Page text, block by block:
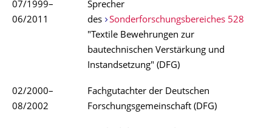
07/1999–
06/2011
Sprecher
des
Sonderforschungsbereiches 528
"Textile Bewehrungen zur
bautechnischen Verstärkung und
Instandsetzung" (DFG)
02/2000–
08/2002
Fachgutachter der Deutschen
Forschungsgemeinschaft (DFG)